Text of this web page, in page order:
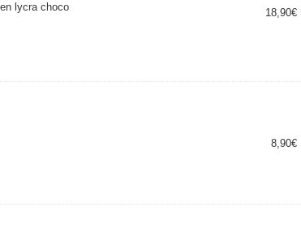
lycra choco 18,90€
8,90€